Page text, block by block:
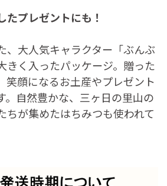
たプレゼントにも！
、大人気キャラクター「ぶんぶ
きく入ったパッケージ。贈った
笑顔になるお土産やプレゼント
。自然豊かな、三ヶ日の里山の
ちが集めたはちみつも使われて